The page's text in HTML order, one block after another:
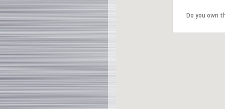
Do you own